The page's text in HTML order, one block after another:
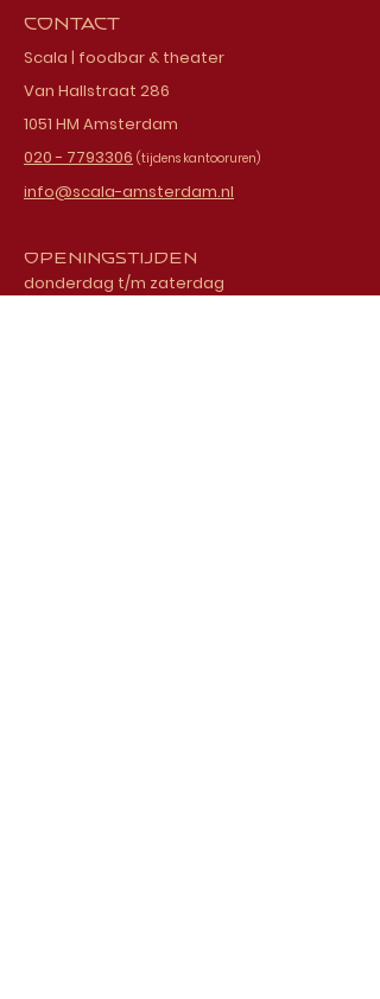
Contact
Scala | foodbar & theater
Van Hallstraat 286
1051 HM Amsterdam
020 - 7793306 (tijdens kantooruren)
info@scala-amsterdam.nl
Openingstijden
donderdag t/m zaterdag